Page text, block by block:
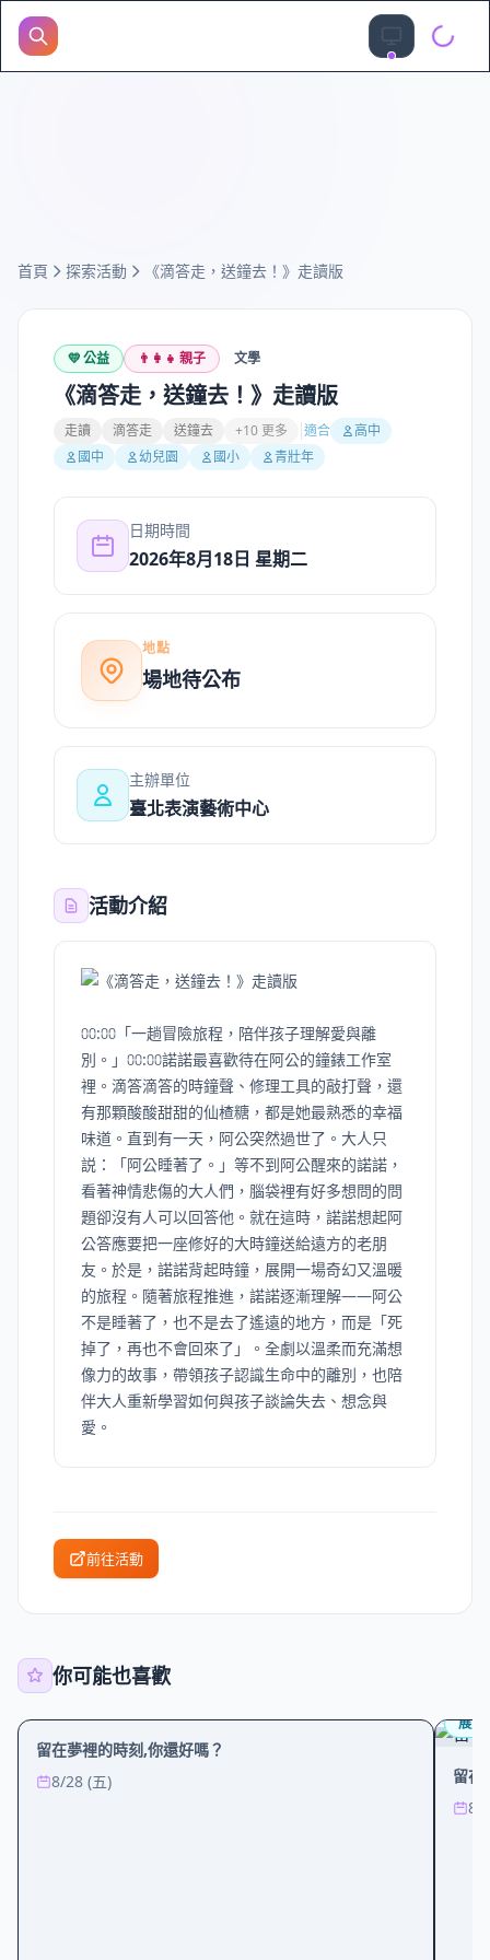
首頁 探索活動 《滴答走，送鐘去！》走讀版
💛公益 👨‍👩‍👧 親子 文學
《滴答走，送鐘去！》走讀版
走讀 滴答走 送鐘去 +10 更多 適合
高中
國中
幼兒園 國小 青壯年
日期時間
2026年8月18日 星期二
地點
場地待公布
主辦單位
臺北表演藝術中心
活動介紹
⩇⩇:⩇⩇「一趟冒險旅程，陪伴孩子理解愛與離
別。」⩇⩇:⩇⩇諾諾最喜歡待在阿公的鐘錶工作室
裡。滴答滴答的時鐘聲、修理工具的敲打聲，還
有那顆酸酸甜甜的仙楂糖，都是她最熟悉的幸福
味道。直到有一天，阿公突然過世了。大人只
説：「阿公睡著了。」等不到阿公醒來的諾諾，
看著神情悲傷的大人們，腦袋裡有好多想問的問
題卻沒有人可以回答他。就在這時，諾諾想起阿
公答應要把一座修好的大時鐘送給遠方的老朋
友。於是，諾諾背起時鐘，展開一場奇幻又溫暖
的旅程。隨著旅程推進，諾諾逐漸理解——阿公
不是睡著了，也不是去了遙遠的地方，而是「死
掉了，再也不會回來了」。全劇以溫柔而充滿想
像力的故事，帶領孩子認識生命中的離別，也陪
伴大人重新學習如何與孩子談論失去、想念與
愛。
前往活動
你可能也喜歡
展覽
留在夢裡的時刻,你還好嗎？
8/28 (五)
展覽
留在
8/